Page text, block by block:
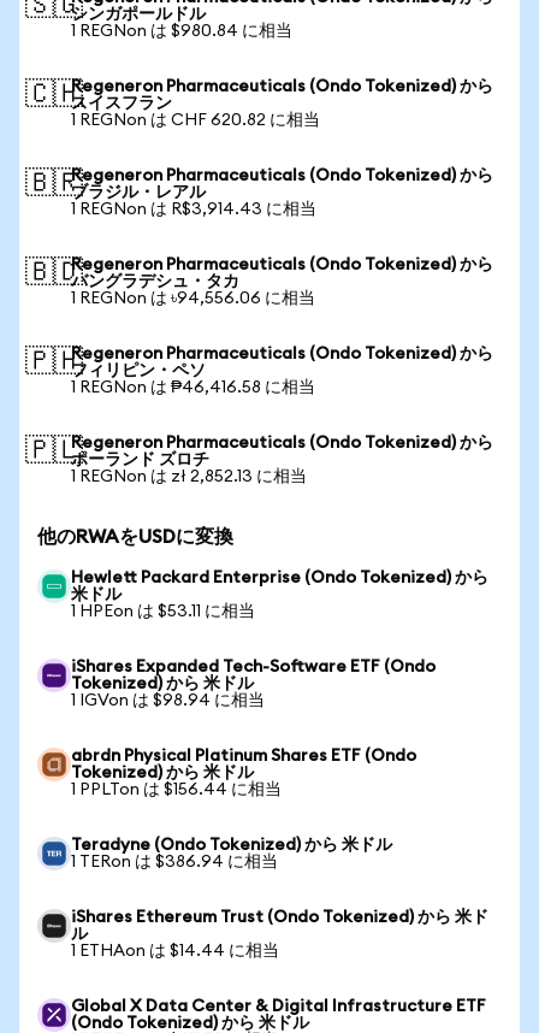
🇸🇬シンガポールドル
1 REGNon は $980.84 に相当
🇨🇭Regeneron Pharmaceuticals (Ondo Tokenized) から
スイスフラン
1 REGNon は CHF 620.82 に相当
🇧🇷Regeneron Pharmaceuticals (Ondo Tokenized) から
ブラジル・レアル
1 REGNon は R$3,914.43 に相当
🇧🇩Regeneron Pharmaceuticals (Ondo Tokenized) から
バングラデシュ・タカ
1 REGNon は ৳94,556.06 に相当
🇵🇭Regeneron Pharmaceuticals (Ondo Tokenized) から
フィリピン・ペソ
1 REGNon は ₱46,416.58 に相当
🇵🇱Regeneron Pharmaceuticals (Ondo Tokenized) から
ポーランド ズロチ
1 REGNon は zł 2,852.13 に相当
他のRWAをUSDに変換
Hewlett Packard Enterprise (Ondo Tokenized) から
米ドル
1 HPEon は $53.11 に相当
iShares Expanded Tech-Software ETF (Ondo
Tokenized) から 米ドル
1 IGVon は $98.94 に相当
abrdn Physical Platinum Shares ETF (Ondo
Tokenized) から 米ドル
1 PPLTon は $156.44 に相当
Teradyne (Ondo Tokenized) から 米ドル
1 TERon は $386.94 に相当
iShares Ethereum Trust (Ondo Tokenized) から 米ド
ル
1 ETHAon は $14.44 に相当
Global X Data Center & Digital Infrastructure ETF
(Ondo Tokenized) から 米ドル